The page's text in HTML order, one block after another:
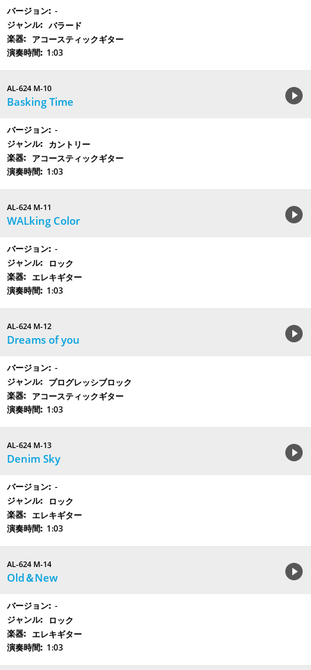
-
バラード
アコースティックギター
1:03
AL-624 M-10
Basking Time
-
カントリー
アコースティックギター
1:03
AL-624 M-11
WALking Color
-
ロック
エレキギター
1:03
AL-624 M-12
Dreams of you
-
プログレッシブロック
アコースティックギター
1:03
AL-624 M-13
Denim Sky
-
ロック
エレキギター
1:03
AL-624 M-14
Old＆New
-
ロック
エレキギター
1:03